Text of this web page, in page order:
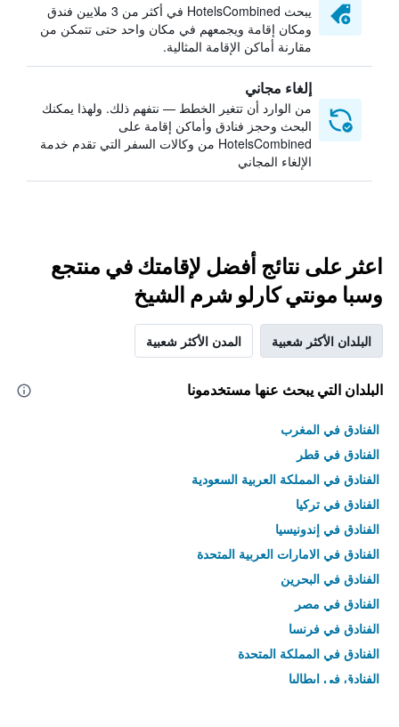
يبحث HotelsCombined في أكثر من 3 ملايين فندق
ومكان إقامة ويجمعهم في مكان واحد حتى تتمكن من
مقارنة أماكن الإقامة المثالية.
إلغاء مجاني
من الوارد أن تتغير الخطط — نتفهم ذلك. ولهذا يمكنك
البحث وحجز فنادق وأماكن إقامة على
HotelsCombined من وكالات السفر التي تقدم خدمة
الإلغاء المجاني
اعثر على نتائج أفضل لإقامتك في منتجع
وسبا مونتي كارلو شرم الشيخ
البلدان الأكثر شعبية المدن الأكثر شعبية
البلدان التي يبحث عنها مستخدمونا
الفنادق في المغرب
الفنادق في قطر
الفنادق في المملكة العربية السعودية
الفنادق في تركيا
الفنادق في إندونيسيا
الفنادق في الامارات العربية المتحدة
الفنادق في البحرين
الفنادق في مصر
الفنادق في فرنسا
الفنادق في المملكة المتحدة
الفنادق في إيطاليا